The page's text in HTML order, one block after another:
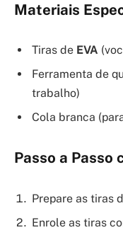
Materiais
Tiras de EVA
Ferramenta de
trabalho)
Cola branca
Passo a Passo
Prepare as tiras
Enrole as tiras